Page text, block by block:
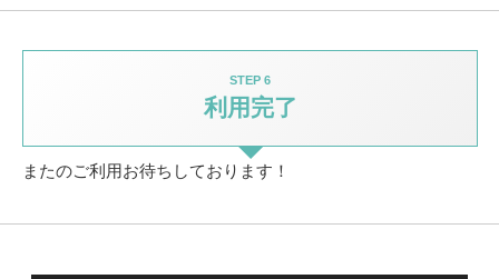
STEP 6
利用完了
またのご利用お待ちしております！